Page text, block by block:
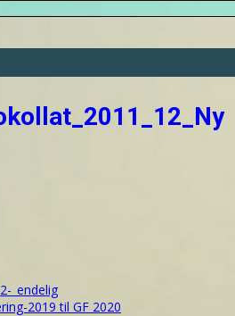
_endelig
2019 til GF 2020